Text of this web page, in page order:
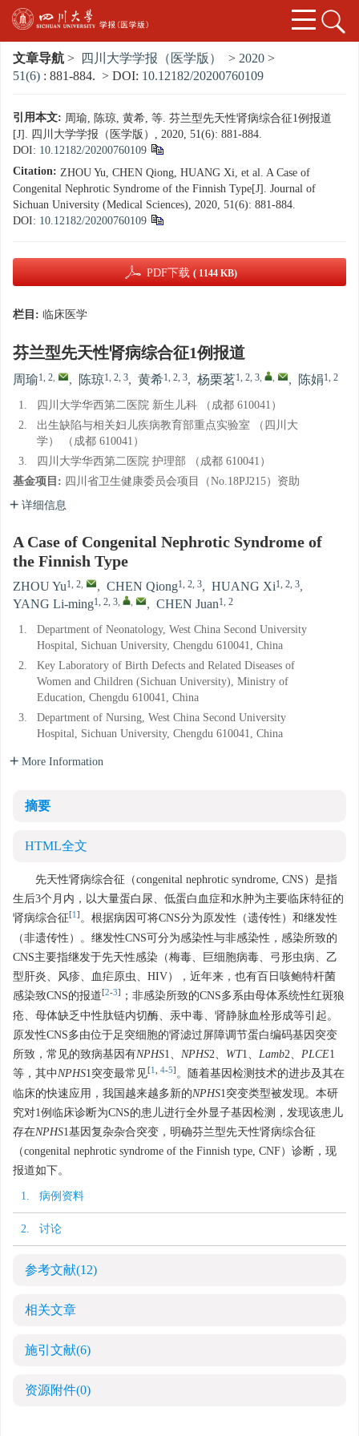
文章导航 > 四川大学学报（医学版） > 2020 >
51(6) : 881-884. > DOI: 10.12182/20200760109
引用本文: 周瑜, 陈琼, 黄希, 等. 芬兰型先天性肾病综合征1例报道
[J]. 四川大学学报（医学版）, 2020, 51(6): 881-884.
DOI: 10.12182/20200760109
Citation: ZHOU Yu, CHEN Qiong, HUANG Xi, et al. A Case of
Congenital Nephrotic Syndrome of the Finnish Type[J]. Journal of
Sichuan University (Medical Sciences), 2020, 51(6): 881-884.
DOI: 10.12182/20200760109
PDF下载 ( 1144 KB)
栏目: 临床医学
芬兰型先天性肾病综合征1例报道
周瑜1, 2, , 陈琼1, 2, 3, 黄希1, 2, 3, 杨栗茗1, 2, 3, , , 陈娟1, 2
1.
四川大学华西第二医院 新生儿科 （成都 610041）
2.
出生缺陷与相关妇儿疾病教育部重点实验室 （四川大
学） （成都 610041）
3.
四川大学华西第二医院 护理部 （成都 610041）
基金项目: 四川省卫生健康委员会项目（No.18PJ215）资助
详细信息
A Case of Congenital Nephrotic Syndrome of
the Finnish Type
ZHOU Yu1, 2, , CHEN Qiong1, 2, 3, HUANG Xi1, 2, 3,
YANG Li-ming1, 2, 3, , , CHEN Juan1, 2
1.
Department of Neonatology, West China Second University
Hospital, Sichuan University, Chengdu 610041, China
2.
Key Laboratory of Birth Defects and Related Diseases of
Women and Children (Sichuan University), Ministry of
Education, Chengdu 610041, China
3.
Department of Nursing, West China Second University
Hospital, Sichuan University, Chengdu 610041, China
More Information
摘要
HTML全文
先天性肾病综合征（congenital nephrotic syndrome, CNS）是指
生后3个月内，以大量蛋白尿、低蛋白血症和水肿为主要临床特征的
肾病综合征[1] 。根据病因可将CNS分为原发性（遗传性）和继发性
（非遗传性）。继发性CNS可分为感染性与非感染性，感染所致的
CNS主要指继发于先天性感染（梅毒、巨细胞病毒、弓形虫病、乙
型肝炎、风疹、血疟原虫、HIV），近年来，也有百日咳鲍特杆菌
感染致CNS的报道[2-3]
；非感染所致的CNS多系由母体系统性红斑狼
疮、母体缺乏中性肽链内切酶、汞中毒、肾静脉血栓形成等引起。
原发性CNS多由位于足突细胞的肾滤过屏障调节蛋白编码基因突变
所致，常见的致病基因有NPHS1、 NPHS2、 WT1、 Lamb2、 PLCE1
等，其中NPHS1突变最常见[1, 4-5] 。随着基因检测技术的进步及其在
临床的快速应用，我国越来越多新的NPHS1突变类型被发现。本研
究对1例临床诊断为CNS的患儿进行全外显子基因检测，发现该患儿
存在NPHS1基因复杂杂合突变，明确芬兰型先天性肾病综合征
（congenital nephrotic syndrome of the Finnish type, CNF）诊断，现
报道如下。
1. 病例资料
2. 讨论
参考文献(12)
相关文章
施引文献(6)
资源附件(0)